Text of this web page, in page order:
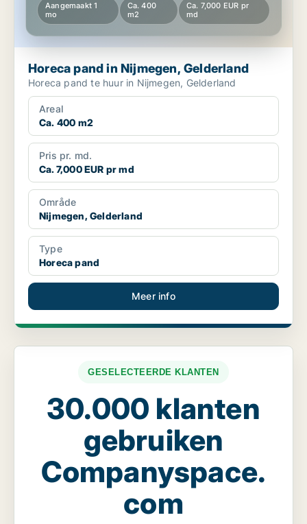
Aangemaakt 1
mo
Ca. 400
m2
Ca. 7,000 EUR pr
md
Horeca pand in Nijmegen, Gelderland
Horeca pand te huur in Nijmegen, Gelderland
Areal
Ca. 400 m2
Pris pr. md.
Ca. 7,000 EUR pr md
Område
Nijmegen, Gelderland
Type
Horeca pand
Meer info
GESELECTEERDE KLANTEN
30.000 klanten
gebruiken
Companyspace.
com